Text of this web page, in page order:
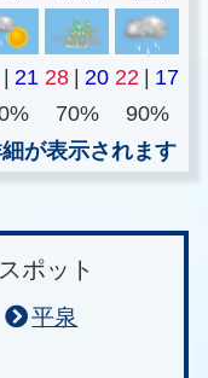
21 28 20 22
17
70%
90%
が表示されます
ポット
平泉